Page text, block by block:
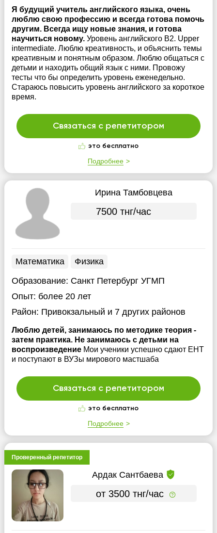
Я будущий учитель английского языка, очень
люблю свою профессию и всегда готова помочь
другим. Всегда ищу новые знания, и готова
научиться новому. Уровень английского B2. Upper
intermediate. Люблю креативность, и объяснить темы
креативным и понятным образом. Люблю общаться с
детьми и находить общий язык с ними. Провожу
тесты что бы определить уровень еженедельно.
Стараюсь повысить уровень английского за короткое
время.
Связаться с репетитором
это бесплатно
Подробнее
Ирина Тамбовцева
7500 тнг/час
Математика
Физика
Образование: Санкт Петербург УГМП
Опыт: более 20 лет
Район: Привокзальный и 7 других районов
Люблю детей, занимаюсь по методике теория -
затем практика. Не занимаюсь с детьми на
воспроизведение Мои ученики успешно сдают ЕНТ
и поступают в ВУЗы мирового мастшаба
Связаться с репетитором
это бесплатно
Подробнее
Проверенный репетитор
Ардак Сантбаева
от 3500 тнг/час